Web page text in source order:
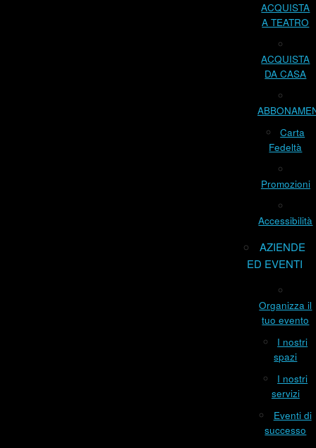
ACQUISTA
A TEATRO
ACQUISTA
DA CASA
Carta
Fedeltà
Promozioni
Accessibilità
AZIENDE
ED EVENTI
Organizza il
tuo evento
I nostri
spazi
I nostri
servizi
Eventi di
successo